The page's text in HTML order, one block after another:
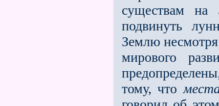
существам на
подвинуть
Землю несмотря
мирового
тому, что